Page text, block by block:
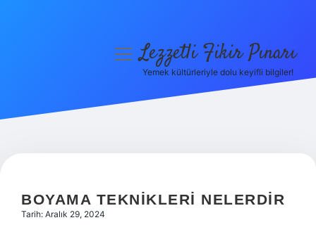
Hakkımızda
menüyüLezzetli Fikir Pınarı
Yemek kültürleriyle dolu keyifli bilgiler!
BOYAMA TEKNIKLERI NELERDIR
Tarih: Aralık 29, 2024